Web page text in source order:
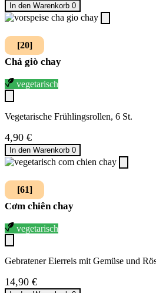
In den Warenkorb 0
[20]
Chả giò chay
vegetarisch
Vegetarische Frühlingsrollen, 6 St.
4,90 €
In den Warenkorb 0
[61]
Cơm chiên chay
vegetarisch
Gebratener Eierreis mit Gemüse und
14,90 €